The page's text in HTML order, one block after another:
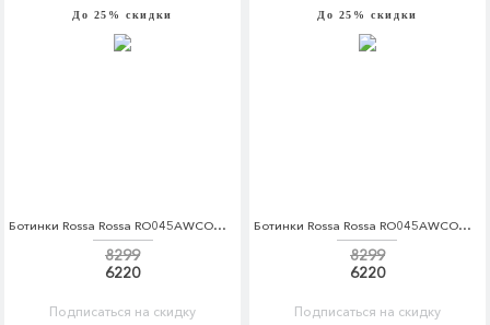
До 25% скидки
Ботинки Rossa Rossa RO045AWCOQB6
8299
6220
Подписаться на скидку
До 25% скидки
Ботинки Rossa Rossa RO045AWCOQB8
8299
6220
Подписаться на скидку